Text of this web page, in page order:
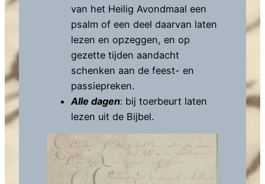
van het Heilig Avondmaal een
psalm of een deel daarvan laten
lezen en opzeggen, en op
gezette tijden aandacht
schenken aan de feest- en
passiepreken.
Alle dagen: bij toerbeurt laten
lezen uit de Bijbel.